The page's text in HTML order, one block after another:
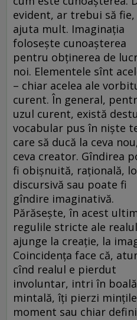
evident, ar trebui să
ajuta mult. Imaginația
folosește cunoașterea
pentru obținerea de
noi. Elementele sînt
– chiar acelea ale
curent. În general,
uzul curent, există
vocabular pus în niște
care să ducă la ceva
ceva creator. Gîndirea
fi obișnuită, rațională,
discursivă sau poate fi
gîndire imaginativă.
Părăsește, în acest
regulile stricte ale
ajunge la creație, la
Coincidența face că,
cînd realul e pierdut
involuntar, intri în boală
mintală, îți pierzi
moment sau chiar